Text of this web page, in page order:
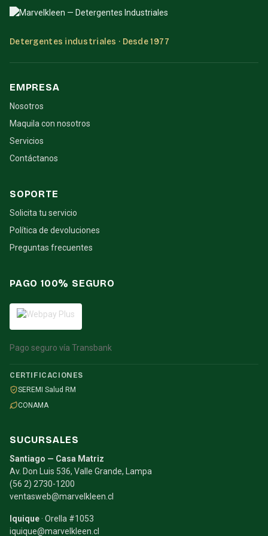
Detergentes industriales · Desde 1977
EMPRESA
Nosotros
Maquila con nosotros
Servicios
Contáctanos
SOPORTE
Solicita tu servicio
Política de devoluciones
Preguntas frecuentes
PAGO 100% SEGURO
Pago seguro vía Transbank
CERTIFICACIONES
SEREMI Salud RM
CONAMA
SUCURSALES
Santiago — Casa Matriz
Av. Don Luis 536, Valle Grande, Lampa
(56 2) 2730-1200
ventasweb@marvelkleen.cl
Iquique · Orella #1053
iquique@marvelkleen.cl